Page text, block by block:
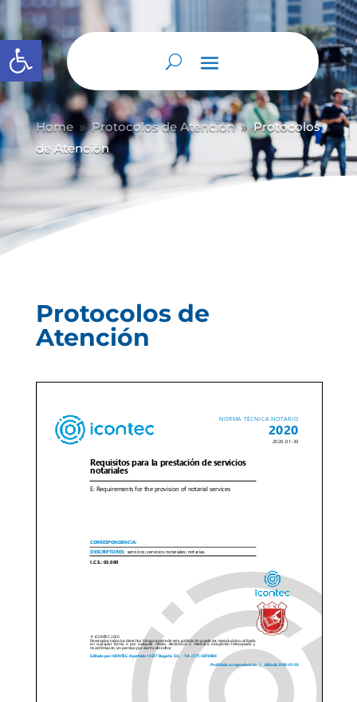
Abrir barra de herramientas
Home 9 Protocolos de Atención 9 Protocolos
de Atención
Protocolos de
Atención